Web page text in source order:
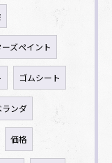
ズペイント
ゴムシート
ランダ
価格